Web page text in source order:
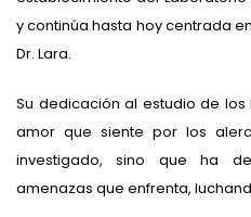
y continúa hasta hoy centrada
Dr. Lara.
Su dedicación al estudio de
amor que siente por los
investigado, sino que ha
amenazas que enfrenta,